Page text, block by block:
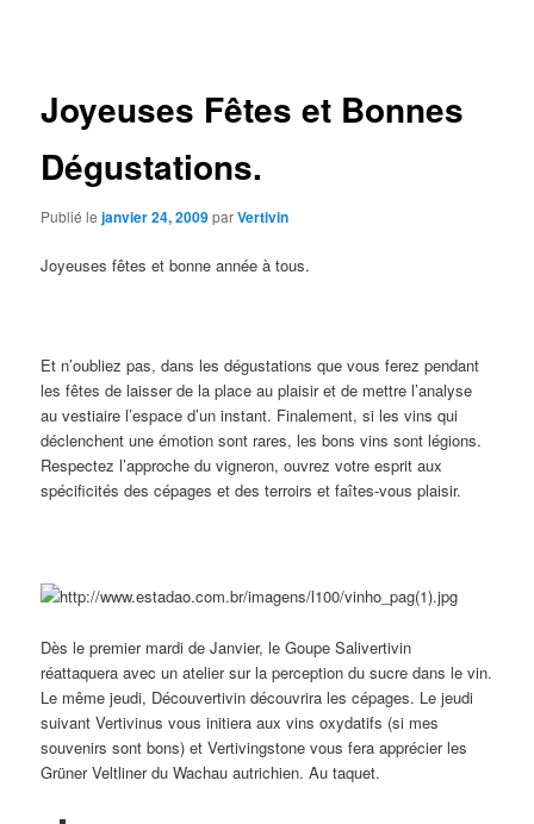
Joyeuses Fêtes et Bonnes
Dégustations.
Publié lejanvier 24, 2009parVertivin
Joyeuses fêtes et bonne année à tous.
Et n’oubliez pas, dans les dégustations que vous ferez pendant
les fêtes de laisser de la place au plaisir et de mettre l’analyse
au vestiaire l’espace d’un instant. Finalement, si les vins qui
déclenchent une émotion sont rares, les bons vins sont légions.
Respectez l’approche du vigneron, ouvrez votre esprit aux
spécificités des cépages et des terroirs et faîtes-vous plaisir.
Dès le premier mardi de Janvier, le Goupe Salivertivin
réattaquera avec un atelier sur la perception du sucre dans le vin.
Le même jeudi, Découvertivin découvrira les cépages. Le jeudi
suivant Vertivinus vous initiera aux vins oxydatifs (si mes
souvenirs sont bons) et Vertivingstone vous fera apprécier les
Grüner Veltliner du Wachau autrichien. Au taquet.